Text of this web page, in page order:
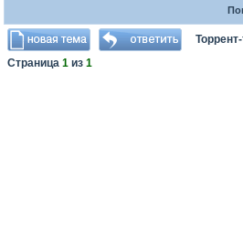
Страница 1 из 1